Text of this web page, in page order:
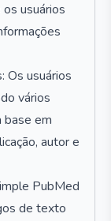
usuários
Os usuários
vários
em
autor e
PubMed
de texto